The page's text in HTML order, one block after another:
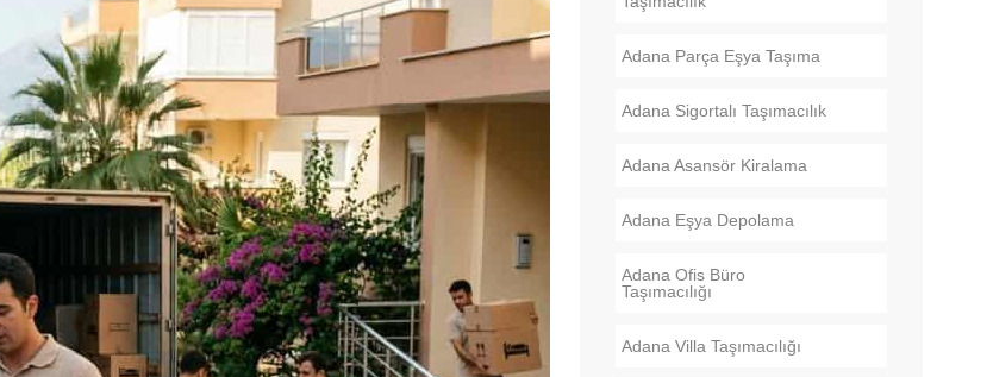
Adana Parça Eşya Taşıma
Adana Sigortalı Taşımacılık
Adana Asansör Kiralama
Adana Eşya Depolama
Adana Ofis Büro
Taşımacılığı
Adana Villa Taşımacılığı